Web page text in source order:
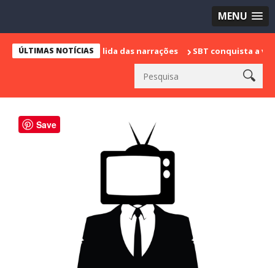
MENU
ÚLTIMAS NOTÍCIAS
sua despedida das narrações SBT conquista a vice
Save